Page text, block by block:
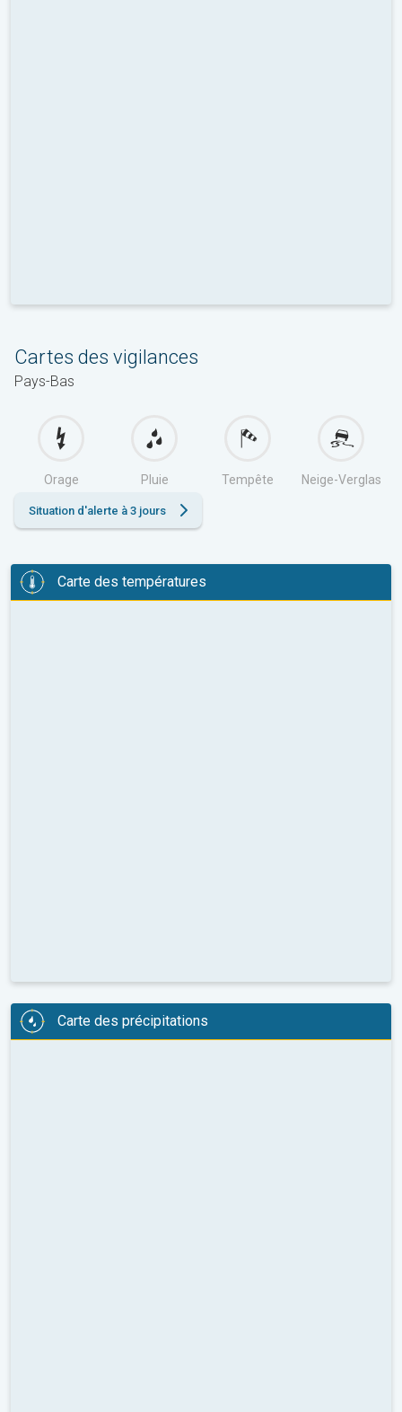
Cartes des vigilances
Pays-Bas
Orage Pluie Tempête Neige-Verglas
Situation d'alerte à 3 jours
Carte des températures
Carte des précipitations